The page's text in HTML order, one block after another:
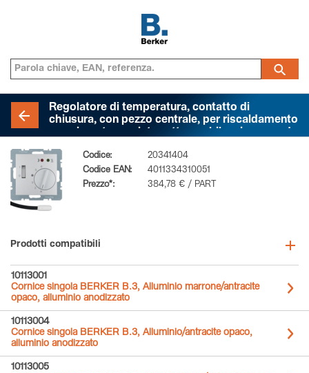
Regolatore di temperatura, contatto di
chiusura, con pezzo centrale, per riscaldamento
alluminio opaco, verniciato
Codice:
20341404
Codice EAN:
4011334310051
Prezzo*:
384,78 € / PART
Prodotti compatibili
10113001
Cornice singola BERKER B.3, Alluminio marrone/antracite
opaco, alluminio anodizzato
10113004
Cornice singola BERKER B.3, Alluminio/antracite opaco,
alluminio anodizzato
10113005